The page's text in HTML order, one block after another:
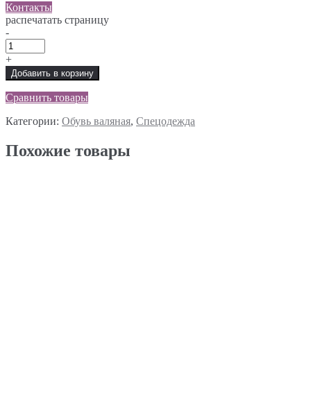
Контакты
распечатать страницу
-
+
Добавить в корзину
Сравнить товары
Категории: Обувь валяная, Спецодежда
Похожие товары